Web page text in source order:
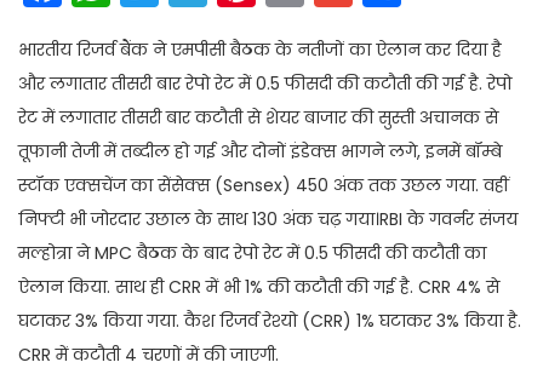
भारतीय रिजर्व बैंक ने एमपीसी बैठक के नतीजों का ऐलान कर दिया है
और लगातार तीसरी बार रेपो रेट में 0.5 फीसदी की कटौती की गई है. रेपो
रेट में लगातार तीसरी बार कटौती से शेयर बाजार की सुस्ती अचानक से
तूफानी तेजी में तब्दील हो गई और दोनों इंडेक्स भागने लगे, इनमें बॉम्बे
स्टॉक एक्सचेंज का सेंसेक्स (Sensex) 450 अंक तक उछल गया. वहीं
निफ्टी भी जोरदार उछाल के साथ 130 अंक चढ़ गया।RBI के गवर्नर संजय
मल्होत्रा ने MPC बैठक के बाद रेपो रेट में 0.5 फीसदी की कटौती का
ऐलान किया. साथ ही CRR में भी 1% की कटौती की गई है. CRR 4% से
घटाकर 3% किया गया. कैश रिजर्व रेश्यो (CRR) 1% घटाकर 3% किया है.
CRR में कटौती 4 चरणों में की जाएगी.